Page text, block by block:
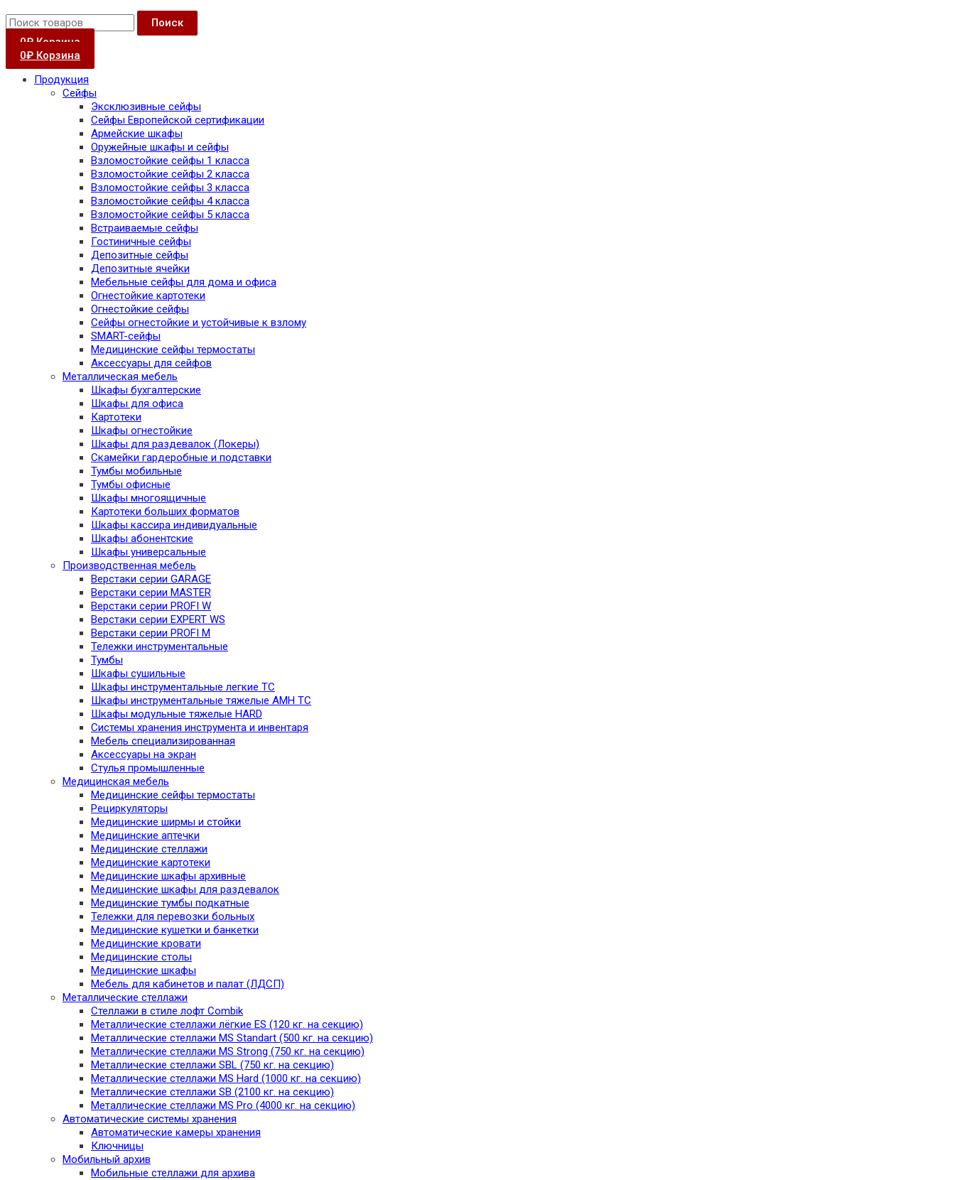
Поиск
0₽ Корзина
0₽ Корзина
Продукция
Сейфы
Эксклюзивные сейфы
Сейфы Европейской сертификации
Армейские шкафы
Оружейные шкафы и сейфы
Взломостойкие сейфы 1 класса
Взломостойкие сейфы 2 класса
Взломостойкие сейфы 3 класса
Взломостойкие сейфы 4 класса
Взломостойкие сейфы 5 класса
Встраиваемые сейфы
Гостиничные сейфы
Депозитные сейфы
Депозитные ячейки
Мебельные сейфы для дома и офиса
Огнестойкие картотеки
Огнестойкие сейфы
Сейфы огнестойкие и устойчивые к взлому
SMART-сейфы
Медицинские сейфы термостаты
Аксессуары для сейфов
Металлическая мебель
Шкафы бухгалтерские
Шкафы для офиса
Картотеки
Шкафы огнестойкие
Шкафы для раздевалок (Локеры)
Скамейки гардеробные и подставки
Тумбы мобильные
Тумбы офисные
Шкафы многоящичные
Картотеки больших форматов
Шкафы кассира индивидуальные
Шкафы абонентские
Шкафы универсальные
Производственная мебель
Верстаки серии GARAGE
Верстаки серии MASTER
Верстаки серии PROFI W
Верстаки серии EXPERT WS
Верстаки серии PROFI M
Тележки инструментальные
Тумбы
Шкафы сушильные
Шкафы инструментальные легкие TC
Шкафы инструментальные тяжелые AMH TC
Шкафы модульные тяжелые HARD
Системы хранения инструмента и инвентаря
Мебель специализированная
Аксессуары на экран
Стулья промышленные
Медицинская мебель
Медицинские сейфы термостаты
Рециркуляторы
Медицинские ширмы и стойки
Медицинские аптечки
Медицинские стеллажи
Медицинские картотеки
Медицинские шкафы архивные
Медицинские шкафы для раздевалок
Медицинские тумбы подкатные
Тележки для перевозки больных
Медицинские кушетки и банкетки
Медицинские кровати
Медицинские столы
Медицинские шкафы
Мебель для кабинетов и палат (ЛДСП)
Металлические стеллажи
Стеллажи в стиле лофт Combik
Металлические стеллажи лёгкие ES (120 кг. на секцию)
Металлические стеллажи MS Standart (500 кг. на секцию)
Металлические стеллажи MS Strong (750 кг. на секцию)
Металлические стеллажи SBL (750 кг. на секцию)
Металлические стеллажи MS Hard (1000 кг. на секцию)
Металлические стеллажи SB (2100 кг. на секцию)
Металлические стеллажи MS Pro (4000 кг. на секцию)
Автоматические системы хранения
Автоматические камеры хранения
Ключницы
Мобильный архив
Мобильные стеллажи для архива